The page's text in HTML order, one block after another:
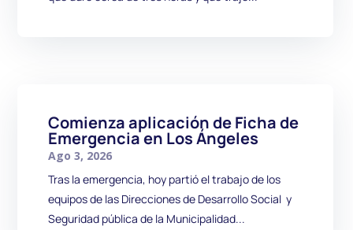
Comienza aplicación de Ficha de
Emergencia en Los Ángeles
Ago 3, 2026
Tras la emergencia, hoy partió el trabajo de los
equipos de las Direcciones de Desarrollo Social y
Seguridad pública de la Municipalidad...